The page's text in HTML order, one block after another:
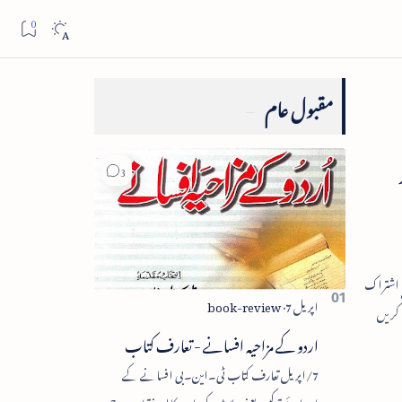
مقبول عام
اردو کے مزاحیہ افسانے - تعارف کتاب
7/اپریل تعارف کتاب ٹی۔این۔بی افسانے کے